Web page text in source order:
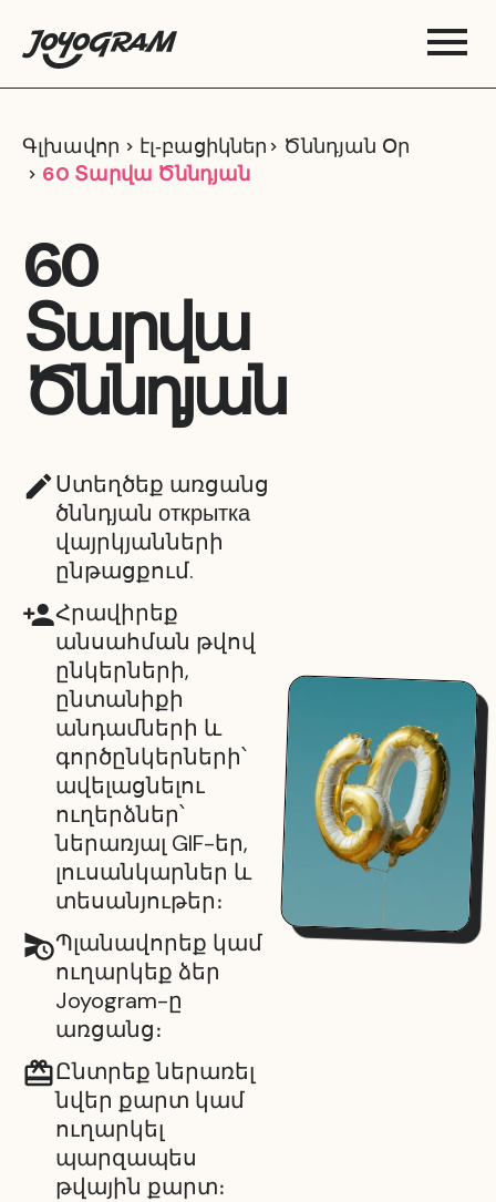
Գլխավոր էլ‑բացիկներ
Ծննդյան Օր
60 Տարվա Ծննդյան
60
Տարվա
Ծննդյան
Ստեղծեք առցանց
ծննդյան открытка
վայրկյանների
ընթացքում.
Հրավիրեք
անսահման թվով
ընկերների,
ընտանիքի
անդամների և
գործընկերների՝
ավելացնելու
ուղերձներ՝
ներառյալ GIF-եր,
լուսանկարներ և
տեսանյութեր։
Պլանավորեք կամ
ուղարկեք ձեր
Joyogram-ը
առցանց։
Ընտրեք ներառել
նվեր քարտ կամ
ուղարկել
պարզապես
թվային քարտ։